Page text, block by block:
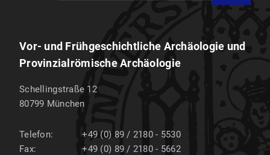
Vor- und Frühgeschichtliche Archäologie und
Provinzialrömische Archäologie
Schellingstraße 12
80799 München
Telefon:
+49 (0) 89 / 2180 - 5530
Fax:
+49 (0) 89 / 2180 - 5662